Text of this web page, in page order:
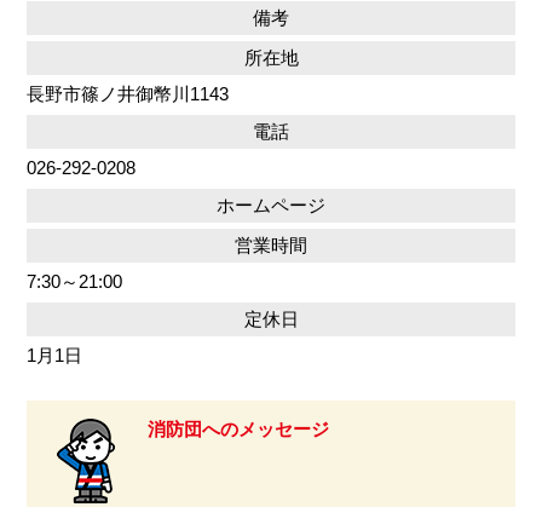
備考
所在地
長野市篠ノ井御幣川1143
電話
026-292-0208
ホームページ
営業時間
7:30～21:00
定休日
1月1日
消防団へのメッセージ